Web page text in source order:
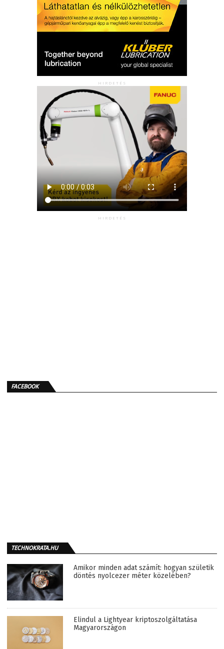
HIRDETÉS
HIRDETÉS
FACEBOOK
TECHNOKRATA.HU
Amikor minden adat számít: hogyan születik
döntés nyolcezer méter közelében?
Elindul a Lightyear kriptoszolgáltatása
Magyarországon